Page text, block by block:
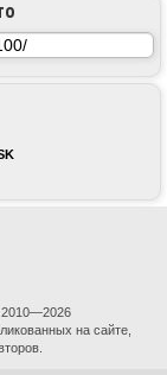
2010—2026
на сайте,